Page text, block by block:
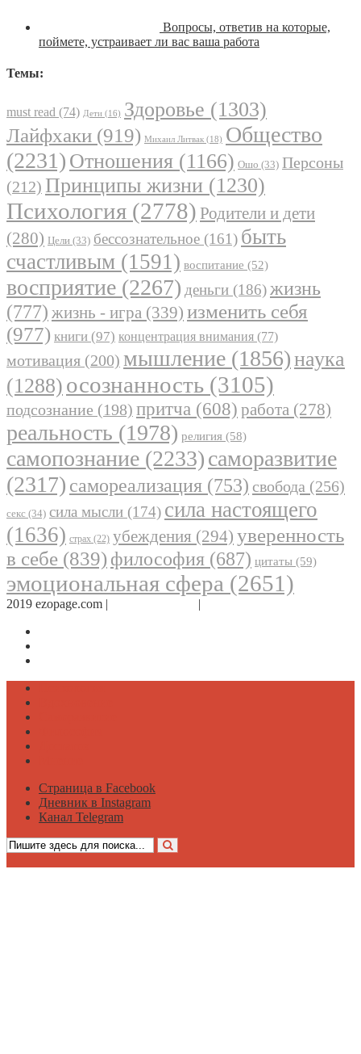
Вопросы, ответив на которые,
поймете, устраивает ли вас ваша работа
Темы:
must read (74) Дети (16) Здоровье (1303)
Лайфхаки (919) Михаил Литвак (18) Общество
(2231) Отношения (1166) Ошо (33) Персоны
(212) Принципы жизни (1230)
Психология (2778) Родители и дети
(280) Цели (33) бессознательное (161) быть
счастливым (1591) воспитание (52)
восприятие (2267) деньги (186)жизнь
(777) жизнь - игра (339) изменить себя
(977) книги (97) концентрация внимания (77)
мотивация (200) мышление (1856)наука
(1288) осознанность (3105)
подсознание (198) притча (608) работа (278)
реальность (1978) религия (58)
самопознание (2233)саморазвитие
(2317) самореализация (753) свобода (256)
секс (34) сила мысли (174) сила настоящего
(1636) страх (22) убеждения (294) уверенность
в себе (839) философия (687) цитаты (59)
эмоциональная сфера (2651)
2019 ezopage.com | |
Страница в Facebook
Дневник в Instagram
Канал Telegram